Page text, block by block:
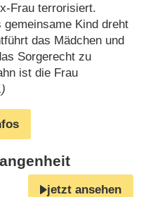
Frau terrorisiert.
Kind dreht
das Mädchen und
Sorgerecht zu
ist die Frau
jetzt ansehen